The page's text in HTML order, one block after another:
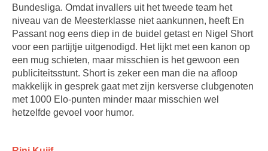
Bundesliga. Omdat invallers uit het tweede team het
niveau van de Meesterklasse niet aankunnen, heeft En
Passant nog eens diep in de buidel getast en Nigel Short
voor een partijtje uitgenodigd. Het lijkt met een kanon op
een mug schieten, maar misschien is het gewoon een
publiciteitsstunt. Short is zeker een man die na afloop
makkelijk in gesprek gaat met zijn kersverse clubgenoten
met 1000 Elo-punten minder maar misschien wel
hetzelfde gevoel voor humor.